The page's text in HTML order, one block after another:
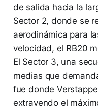
de salida hacia la
Sector 2, donde se
aerodinámica para
velocidad, el RB20
El Sector 3, una
medias que
fue donde
extrayendo el